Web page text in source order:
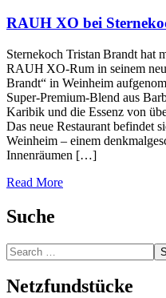
RAUH XO bei
Sternekoch Tristan Brandt hat
RAUH XO‑Rum in seinem
Brandt“ in Weinheim
Super‑Premium‑Blend aus
Karibik und die Essenz von
Das neue Restaurant befindet
Weinheim – einem
Innenräumen […]
Read More
Suche
Netzfundstücke